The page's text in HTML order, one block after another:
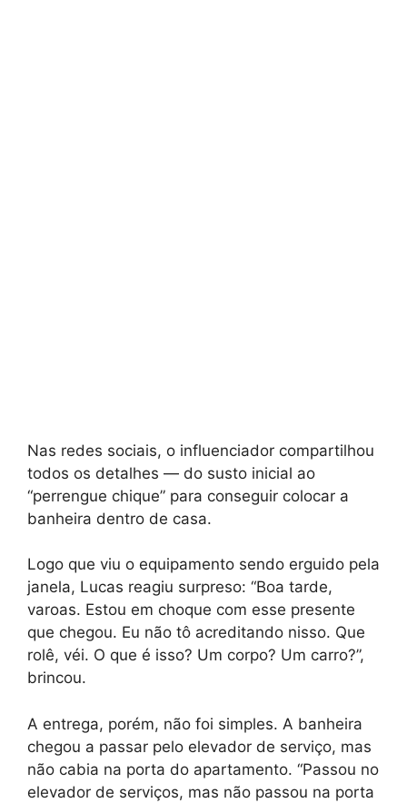
Nas redes sociais, o influenciador compartilhou
todos os detalhes — do susto inicial ao
“perrengue chique” para conseguir colocar a
banheira dentro de casa.
Logo que viu o equipamento sendo erguido pela
janela, Lucas reagiu surpreso: “Boa tarde,
varoas. Estou em choque com esse presente
que chegou. Eu não tô acreditando nisso. Que
rolê, véi. O que é isso? Um corpo? Um carro?”,
brincou.
A entrega, porém, não foi simples. A banheira
chegou a passar pelo elevador de serviço, mas
não cabia na porta do apartamento. “Passou no
elevador de serviços, mas não passou na porta